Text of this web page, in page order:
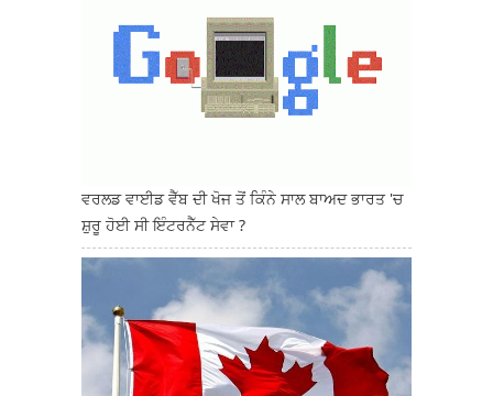
ਵਰਲਡ ਵਾਈਡ ਵੈੱਬ ਦੀ ਖੋਜ ਤੋਂ ਕਿੰਨੇ ਸਾਲ ਬਾਅਦ ਭਾਰਤ 'ਚ
ਸ਼ੁਰੂ ਹੋਈ ਸੀ ਇੰਟਰਨੈੱਟ ਸੇਵਾ ?